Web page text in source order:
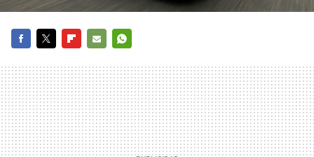
MAIL